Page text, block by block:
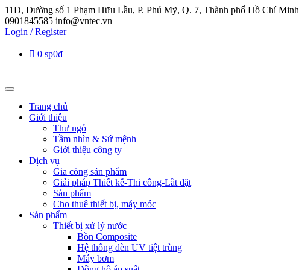
11D, Đường số 1 Phạm Hữu Lầu, P. Phú Mỹ, Q. 7, Thành phố Hồ Chí Minh
0901845585 info@vntec.vn
Login / Register
0 sp0₫
Trang chủ
Giới thiệu
Thư ngỏ
Tầm nhìn & Sứ mệnh
Giới thiệu công ty
Dịch vụ
Gia công sản phẩm
Giải pháp Thiết kế-Thi công-Lắt đặt
Sản phẩm
Cho thuê thiết bị, máy móc
Sản phẩm
Thiết bị xử lý nước
Bồn Composite
Hệ thống đèn UV tiệt trùng
Máy bơm